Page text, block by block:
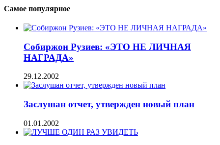
Самое популярное
Собиржон Рузиев: «ЭТО НЕ ЛИЧНАЯ
НАГРАДА»
29.12.2002
Заслушан отчет, утвержден новый план
01.01.2002